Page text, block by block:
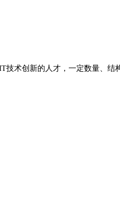
术创新的人才，一定数量、结